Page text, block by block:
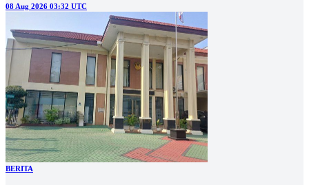
08 Aug 2026 03:32 UTC
BERITA